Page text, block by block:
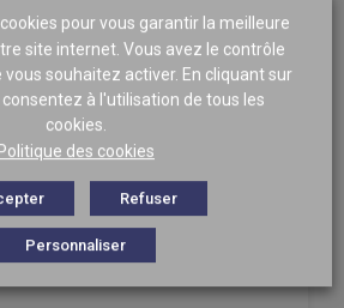
Scintimum
leucocytes marqués
pour vous garantir la meilleure
site internet. Vous avez le contrôle
vous souhaitez activer. En cliquant sur
à l'utilisation de tous les
cookies.
Politique des cookies
Refuser
Personnaliser